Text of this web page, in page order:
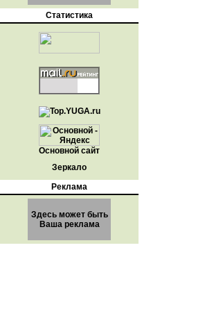
Статистика
Основной сайт
Зеркало
Реклама
Здесь может быть
Ваша реклама